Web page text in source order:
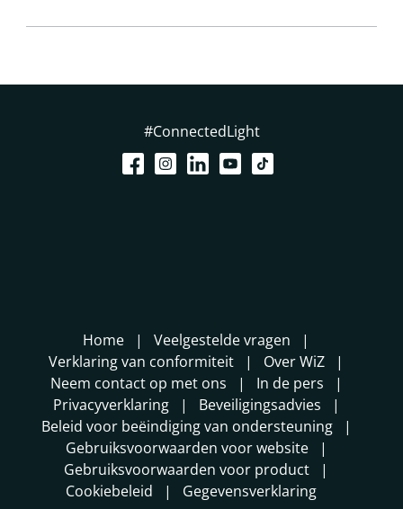
#ConnectedLight
Home
Veelgestelde vragen
Verklaring van conformiteit
Over WiZ
Neem contact op met ons
In de pers
Privacyverklaring
Beveiligingsadvies
Beleid voor beëindiging van ondersteuning
Gebruiksvoorwaarden voor website
Gebruiksvoorwaarden voor product
Cookiebeleid
Gegevensverklaring